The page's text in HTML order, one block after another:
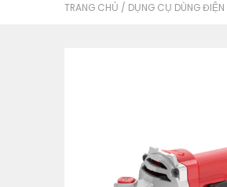
TRANG CHỦ / DỤNG CỤ DÙNG ĐIỆN